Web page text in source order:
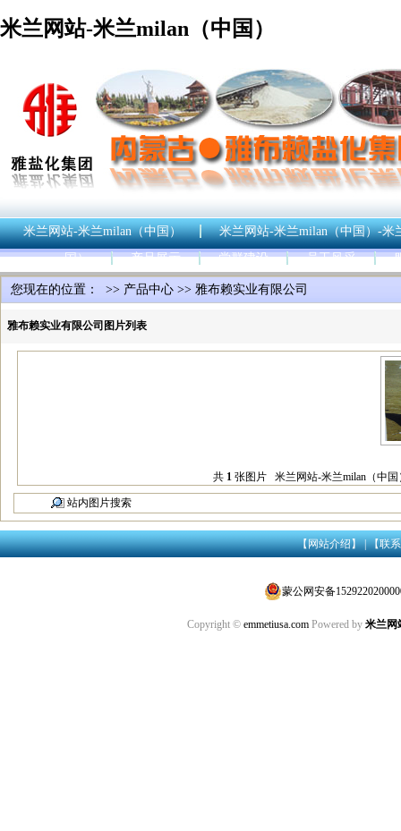
米兰网站-米兰milan（中国）
米兰网站-米兰milan（中国）
米兰网站-米兰milan（中国）-米
国）
产品展示 党群建设 员工风采
您现在的位置： >> 产品中心 >> 雅布赖实业有限公司
雅布赖实业有限公司图片列表
共 1张图片 米兰网站-米兰milan（中国
站内图片搜索
【网站介绍】|【联
蒙公网安备
Copyright © emmetiusa.comPowered by 米兰网